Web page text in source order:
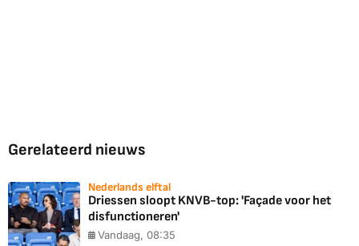
Gerelateerd nieuws
Nederlands elftal
Driessen sloopt KNVB-top: 'Façade voor het
disfunctioneren'
Vandaag, 08:35